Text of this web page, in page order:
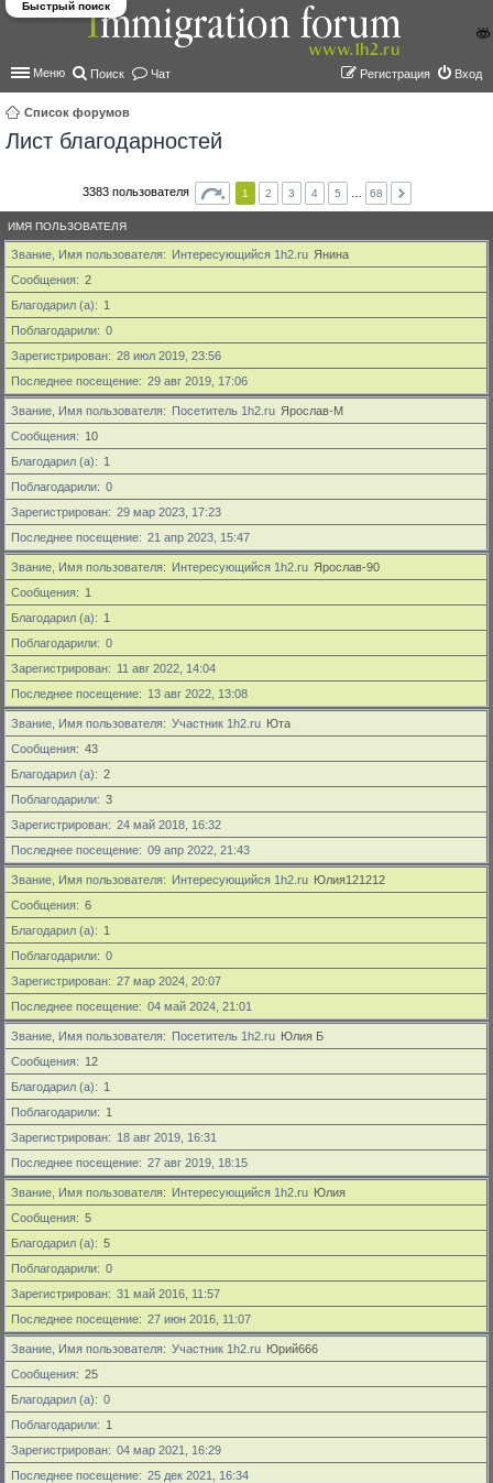
Меню Поиск Чат Вход
Регистрация
Список форумов
Быстрый поиск
Лист благодарностей
3383 пользователя 1 2 3 4 5 68
ИМЯ ПОЛЬЗОВАТЕЛЯ
Звание, Имя пользователя Интересующийся 1h2.ru Янина
Сообщения
2
Благодарил (а)
1
Поблагодарили
0
Зарегистрирован
28 июл 2019, 23:56
Последнее посещение
29 авг 2019, 17:06
Звание, Имя пользователя Посетитель 1h2.ru Ярослав-М
Сообщения
10
Благодарил (а)
1
Поблагодарили
0
Зарегистрирован
29 мар 2023, 17:23
Последнее посещение
21 апр 2023, 15:47
Звание, Имя пользователя Интересующийся 1h2.ru Ярослав-90
Сообщения
1
Благодарил (а)
1
Поблагодарили
0
Зарегистрирован
11 авг 2022, 14:04
Последнее посещение
13 авг 2022, 13:08
Звание, Имя пользователя Участник 1h2.ru Юта
Сообщения
43
Благодарил (а)
2
Поблагодарили
3
Зарегистрирован
24 май 2018, 16:32
Последнее посещение
09 апр 2022, 21:43
Звание, Имя пользователя Интересующийся 1h2.ru Юлия121212
Сообщения
6
Благодарил (а)
1
Поблагодарили
0
Зарегистрирован
27 мар 2024, 20:07
Последнее посещение
04 май 2024, 21:01
Звание, Имя пользователя Посетитель 1h2.ru Юлия Б
Сообщения
12
Благодарил (а)
1
Поблагодарили
1
Зарегистрирован
18 авг 2019, 16:31
Последнее посещение
27 авг 2019, 18:15
Звание, Имя пользователя Интересующийся 1h2.ru Юлия
Сообщения
5
Благодарил (а)
5
Поблагодарили
0
Зарегистрирован
31 май 2016, 11:57
Последнее посещение
27 июн 2016, 11:07
Звание, Имя пользователя Участник 1h2.ru Юрий666
Сообщения
25
Благодарил (а)
0
Поблагодарили
1
Зарегистрирован
04 мар 2021, 16:29
Последнее посещение
25 дек 2021, 16:34